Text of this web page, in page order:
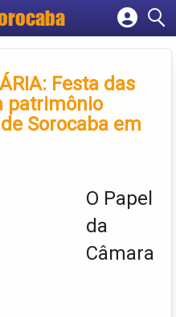
empresa
conta
Festa das
patrimônio
Sorocaba em
O Papel
da
Câmara